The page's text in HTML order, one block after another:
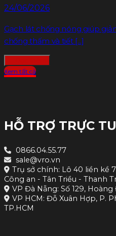
24/06/2026
Gạch lát chống nóng giúp
chống thấm và tiết [...]
Xem tất cả
HỖ TRỢ TRỰC
0866.04.55.77
sale@vro.vn
Trụ sở chính: Lô 40 liền kề
Công an - Tân Triều - Thanh
VP Đà Nẵng: Số 129,
VP HCM: Đỗ Xuân Hợp, P.
TP.HCM